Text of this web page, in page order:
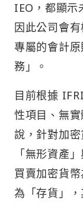
IEO，都顯示
因此公司會
專屬的會計
務」。
目前根據
性項目、無
說，針對加
「無形資產
買賣加密貨
為「存貨」